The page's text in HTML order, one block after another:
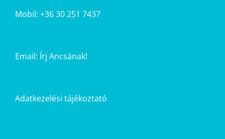
Mobil: +36 30 251 7437
Email: Írj Ancsának!
Adatkezelési tájékoztató